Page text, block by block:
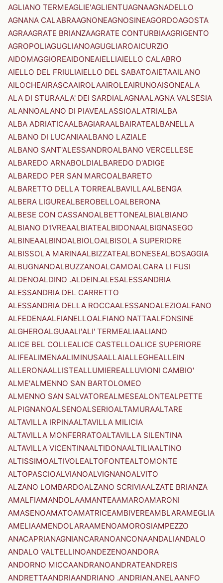
AGLIANO TERMEAGLIE'AGLIENTUAGNAAGNADELLO
AGNANA CALABRAAGNONEAGNOSINEAGORDOAGOSTA
AGRAAGRATE BRIANZAAGRATE CONTURBIAAGRIGENTO
AGROPOLIAGUGLIANOAGUGLIAROAICURZIO
AIDOMAGGIOREAIDONEAIELLIAIELLO CALABRO
AIELLO DEL FRIULIAIELLO DEL SABATOAIETAAILANO
AILOCHEAIRASCAAIROLAAIROLEAIRUNOAISONEALA
ALA DI STURAALA' DEI SARDIALAGNAALAGNA VALSESIA
ALANNOALANO DI PIAVEALASSIOALATRIALBA
ALBA ADRIATICAALBAGIARAALBAIRATEALBANELLA
ALBANO DI LUCANIAALBANO LAZIALE
ALBANO SANT'ALESSANDROALBANO VERCELLESE
ALBAREDO ARNABOLDIALBAREDO D'ADIGE
ALBAREDO PER SAN MARCOALBARETO
ALBARETTO DELLA TORREALBAVILLAALBENGA
ALBERA LIGUREALBEROBELLOALBERONA
ALBESE CON CASSANOALBETTONEALBIALBIANO
ALBIANO D'IVREAALBIATEALBIDONAALBIGNASEGO
ALBINEAALBINOALBIOLOALBISOLA SUPERIORE
ALBISSOLA MARINAALBIZZATEALBONESEALBOSAGGIA
ALBUGNANOALBUZZANOALCAMOALCARA LI FUSI
ALDENOALDINO .ALDEIN.ALESALESSANDRIA
ALESSANDRIA DEL CARRETTO
ALESSANDRIA DELLA ROCCAALESSANOALEZIOALFANO
ALFEDENAALFIANELLOALFIANO NATTAALFONSINE
ALGHEROALGUAALI'ALI' TERMEALIAALIANO
ALICE BEL COLLEALICE CASTELLOALICE SUPERIORE
ALIFEALIMENAALIMINUSAALLAIALLEGHEALLEIN
ALLERONAALLISTEALLUMIEREALLUVIONI CAMBIO'
ALME'ALMENNO SAN BARTOLOMEO
ALMENNO SAN SALVATOREALMESEALONTEALPETTE
ALPIGNANOALSENOALSERIOALTAMURAALTARE
ALTAVILLA IRPINAALTAVILLA MILICIA
ALTAVILLA MONFERRATOALTAVILLA SILENTINA
ALTAVILLA VICENTINAALTIDONAALTILIAALTINO
ALTISSIMOALTIVOLEALTOFONTEALTOMONTE
ALTOPASCIOALVIANOALVIGNANOALVITO
ALZANO LOMBARDOALZANO SCRIVIAALZATE BRIANZA
AMALFIAMANDOLAAMANTEAAMAROAMARONI
AMASENOAMATOAMATRICEAMBIVEREAMBLARAMEGLIA
AMELIAAMENDOLARAAMENOAMOROSIAMPEZZO
ANACAPRIANAGNIANCARANOANCONAANDALIANDALO
ANDALO VALTELLINOANDEZENOANDORA
ANDORNO MICCAANDRANOANDRATEANDREIS
ANDRETTAANDRIAANDRIANO .ANDRIAN.ANELAANFO